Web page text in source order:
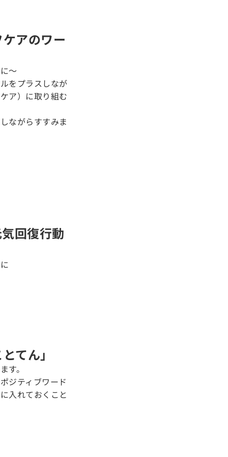
アのワー
〜
をプラスしなが
ア）に取り組む
ながらすすみま
回復行動
てん」
す。
ジティブワード
入れておくこと